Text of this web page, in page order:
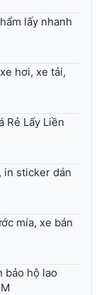
lấy nhanh
hơi, xe tải,
Rẻ Lấy Liền
in sticker dán
mía, xe bán
bảo hộ lao